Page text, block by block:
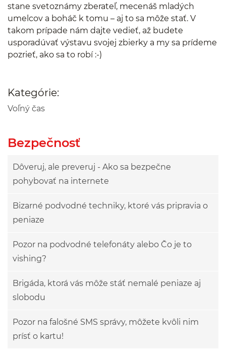
stane svetoznámy zberateľ, mecenáš mladých
umelcov a boháč k tomu – aj to sa môže stať. V
takom prípade nám dajte vedieť, až budete
usporadúvať výstavu svojej zbierky a my sa prídeme
pozrieť, ako sa to robí :-)
Kategórie:
Voľný čas
Bezpečnosť
Dôveruj, ale preveruj - Ako sa bezpečne
pohybovať na internete
Bizarné podvodné techniky, ktoré vás pripravia o
peniaze
Pozor na podvodné telefonáty alebo Čo je to
vishing?
Brigáda, ktorá vás môže stáť nemalé peniaze aj
slobodu
Pozor na falošné SMS správy, môžete kvôli nim
prísť o kartu!